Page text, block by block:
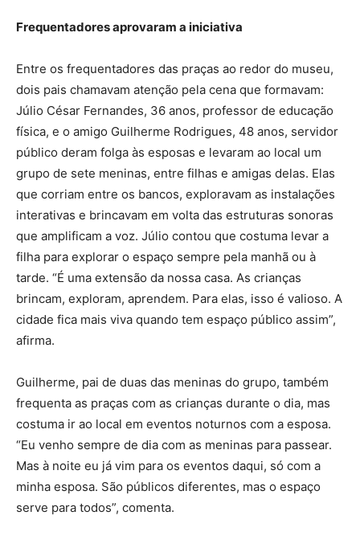
Frequentadores aprovaram a iniciativa
Entre os frequentadores das praças ao redor do museu,
dois pais chamavam atenção pela cena que formavam:
Júlio César Fernandes, 36 anos, professor de educação
física, e o amigo Guilherme Rodrigues, 48 anos, servidor
público deram folga às esposas e levaram ao local um
grupo de sete meninas, entre filhas e amigas delas. Elas
que corriam entre os bancos, exploravam as instalações
interativas e brincavam em volta das estruturas sonoras
que amplificam a voz. Júlio contou que costuma levar a
filha para explorar o espaço sempre pela manhã ou à
tarde. “É uma extensão da nossa casa. As crianças
brincam, exploram, aprendem. Para elas, isso é valioso. A
cidade fica mais viva quando tem espaço público assim”,
afirma.
Guilherme, pai de duas das meninas do grupo, também
frequenta as praças com as crianças durante o dia, mas
costuma ir ao local em eventos noturnos com a esposa.
“Eu venho sempre de dia com as meninas para passear.
Mas à noite eu já vim para os eventos daqui, só com a
minha esposa. São públicos diferentes, mas o espaço
serve para todos”, comenta.